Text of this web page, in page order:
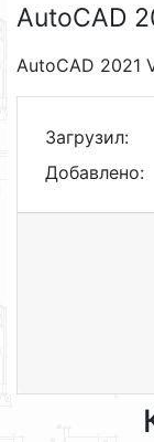
AutoCAD
AutoCAD 2021
Загрузил:
Добавлено: